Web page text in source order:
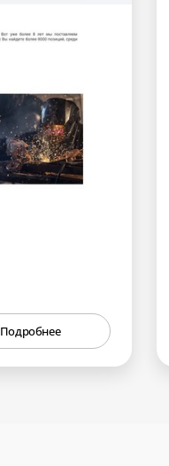
Подробнее